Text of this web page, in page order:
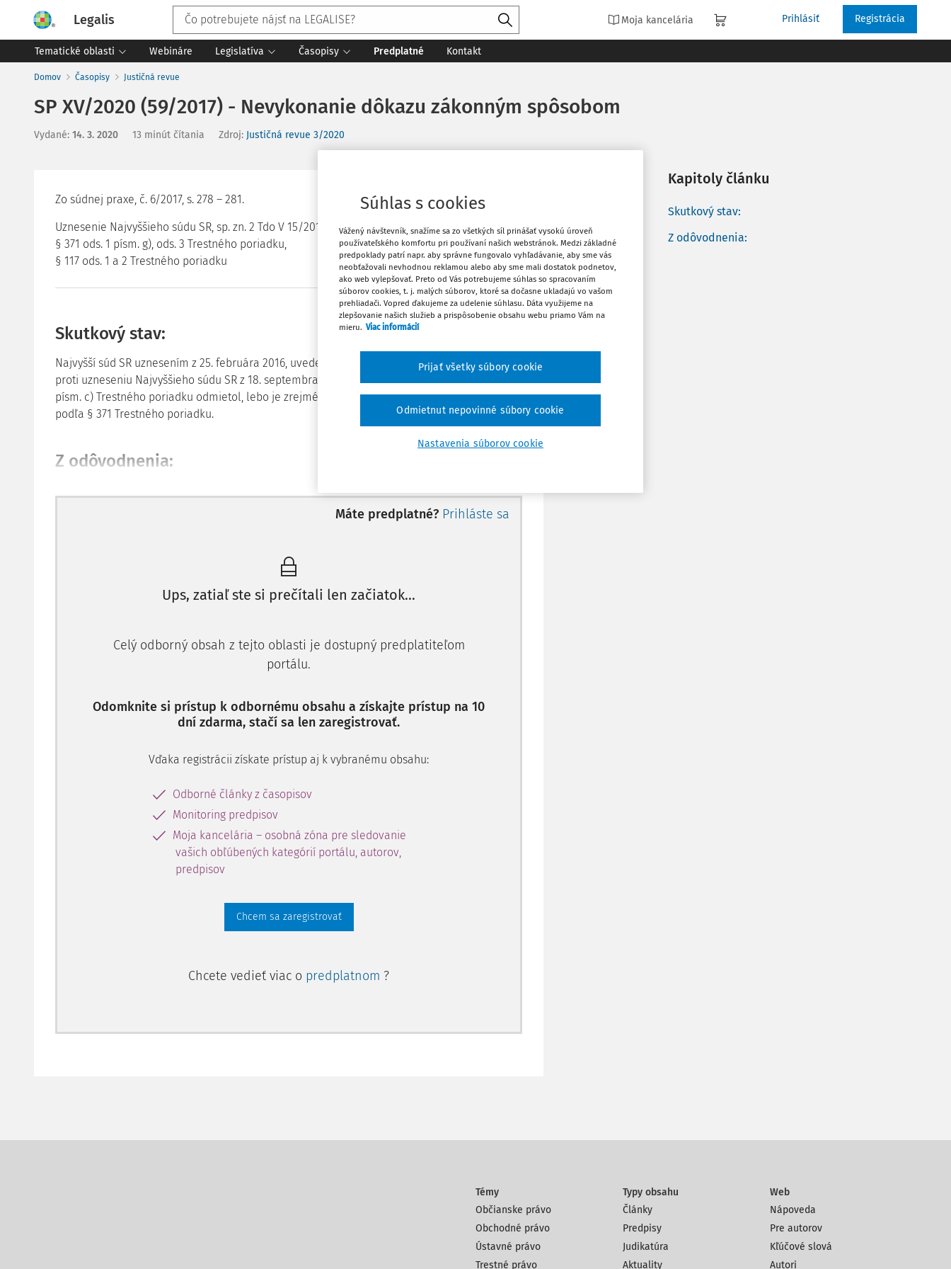
Legalis Moja kancelária Prihlásiť Registrácia
Tematické oblasti Webináre Legislatíva Časopisy Predplatné Kontakt
Domov Časopisy Justičná revue
SP XV/2020 (59/2017) - Nevykonanie dôkazu zákonným spôsobom
Vydané: 14. 3. 2020 13 minút čítania Zdroj: Justičná revue 3/2020
Zo súdnej praxe, č. 6/2017, s. 278 – 281.
Uznesenie Najvyššieho súdu SR, sp. zn. 2 Tdo V 15/2014, týkajúce sa
§ 371 ods. 1 písm. g), ods. 3 Trestného poriadku,
§ 117 ods. 1 a 2 Trestného poriadku
Skutkový stav:
Najvyšší súd SR uznesením z 25. februára 2016, uvedenej spisovej značky dovolanie Ing. M. H.
proti uzneseniu Najvyššieho súdu SR z 18. septembra 2013, sp. zn. 3 To 3/2013, podľa § 382
písm. c) Trestného poriadku odmietol, lebo je zrejmé, že nie sú splnené dôvody dovolania
podľa § 371 Trestného poriadku.
Z odôvodnenia:
Špecializovaný trestný súd, pracovisko B. B., rozsudkom z 10. decembra 2012, sp. zn. BB-4T
45/2012, uznal obžalovaného Ing. M. H. za vinného zo zločinu prijímania úplatku podľa § 329
ods. 1 a 2 Trestného zákona (ďalej aj "TZ") v jednočinnom súbehu s prečinom zneužívania
27. júla 2011 v obci Š. B. v reštaurácii Na terase, ako inšpektor práce, zaradený na
Inšpektoráte práce B. B., potom ako vykonal kontrolu uzatvorených pracovných zmlúv so
zamestnávateľom J. V. IČO: ....., si dal sľúbiť od J. V. úplatok - finančnú hotovosť v presne
nebola uložená a následne prijal od J. V. sumu 50 eur, pričom porušil § 60 ods. 1 písm. a), b) a
§ 61 ods. 1 písm. b), zákona č. 400/2009 Z.z. o štátnej službe a o zmene a doplnení niektorých
Za tieto trestné činy mu špecializovaný súd uložil tresty podľa § 3
Máte predplatné? Prihláste sa
Ups, zatiaľ ste si prečítali len začiatok...
Celý odborný obsah z tejto oblasti je dostupný predplatiteľom
portálu.
Odomknite si prístup k odbornému obsahu a získajte prístup na 10
dní zdarma, stačí sa len zaregistrovať.
Vďaka registrácii získate prístup aj k vybranému obsahu:
Odborné články z časopisov
Monitoring predpisov
Moja kancelária – osobná zóna pre sledovanie
vašich obľúbených kategórií portálu, autorov,
predpisov
Chcem sa zaregistrovať
Chcete vedieť viac o predplatnom ?
Obľúbené
Zdieľať
Kapitoly článku
Skutkový stav:
Z odôvodnenia:
Témy
Občianske právo
Obchodné právo
Ústavné právo
Trestné právo
Typy obsahu
Články
Predpisy
Judikatúra
Aktuality
Web
Nápoveda
Pre autorov
Kľúčové slová
Autori
Súhlas s cookies
Vážený návštevník, snažíme sa zo všetkých síl prinášať vysokú úroveň
používateľského komfortu pri používaní našich webstránok. Medzi základné
predpoklady patrí napr. aby správne fungovalo vyhľadávanie, aby sme vás
neobťažovali nevhodnou reklamou alebo aby sme mali dostatok podnetov,
ako web vylepšovať. Preto od Vás potrebujeme súhlas so spracovaním
súborov cookies, t. j. malých súborov, ktoré sa dočasne ukladajú vo vašom
prehliadači. Vopred ďakujeme za udelenie súhlasu. Dáta využijeme na
zlepšovanie našich služieb a prispôsobenie obsahu webu priamo Vám na
mieru. Viac informácií
Nastavenia súborov cookie
Odmietnut nepovinné súbory cookie
Prijať všetky súbory cookie